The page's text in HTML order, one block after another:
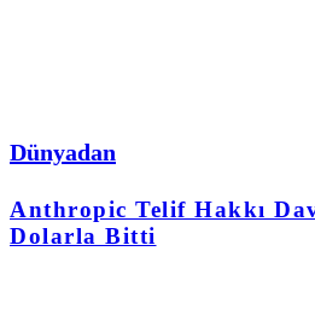
Dünyadan
Anthropic Telif Hakkı
Dolarla Bitti